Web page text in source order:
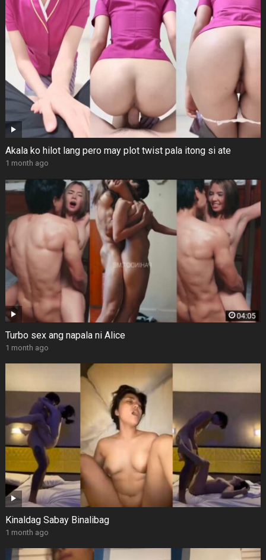
Akala ko hilot lang pero may plot twist pala itong si ate
1 month ago
Turbo sex ang napala ni Alice
1 month ago
Kinaldag Sabay Binalibag
1 month ago